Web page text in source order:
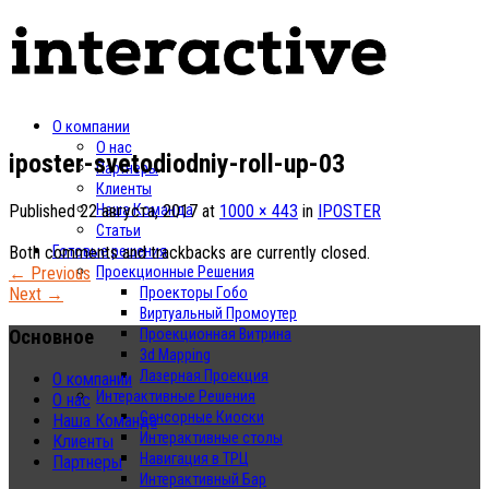
О компании
О нас
Партнеры
Клиенты
Наша Команда
Статьи
Готовые решения
Проекционные Решения
Проекторы Гобо
Виртуальный Промоутер
Проекционная Витрина
3d Mapping
Лазерная Проекция
Интерактивные Решения
Сенсорные Киоски
Интерактивные столы
Навигация в ТРЦ
Интерактивный Бар
iposter-svetodiodniy-roll-up-03
Published22 августа, 2017 at 1000 × 443 in IPOSTER
Both comments and trackbacks are currently closed.
← Previous
Next →
Основное
О компании
О нас
Наша Команда
Клиенты
Партнеры